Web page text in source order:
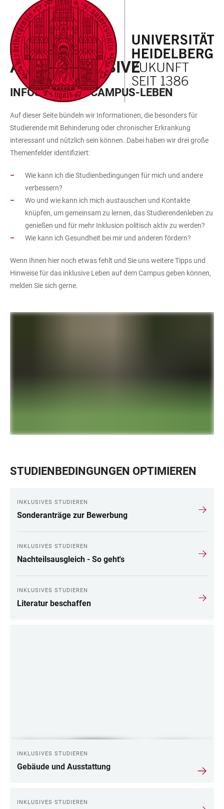
LINKS
ZUR
BARRIEREFREIHEIT
ZUM
HAUPTINHALT
HAUPTNAVIGATION
ÖFFNEN
WEBSEITENSUCHE
ÖFFNEN
INKLUSIVES STUDIEREN
ALLES INKLUSIVE
INFOS FÜR DAS CAMPUS-LEBEN
Auf dieser Seite bündeln wir Informationen, die besonders für
Studierende mit Behinderung oder chronischer Erkrankung
interessant und nützlich sein können. Dabei haben wir drei große
Themenfelder identifiziert:
Wie kann ich die Studienbedingungen für mich und andere
verbessern?
Wo und wie kann ich mich austauschen und Kontakte
knüpfen, um gemeinsam zu lernen, das Studierendenleben zu
genießen und für mehr Inklusion politisch aktiv zu werden?
Wie kann ich Gesundheit bei mir und anderen fördern?
Wenn Ihnen hier noch etwas fehlt und Sie uns weitere Tipps und
Hinweise für das inklusive Leben auf dem Campus geben können,
melden Sie sich gerne.
STUDIENBEDINGUNGEN OPTIMIEREN
INKLUSIVES STUDIEREN
Sonderanträge zur Bewerbung
INKLUSIVES STUDIEREN
Nachteilsausgleich - So geht's
INKLUSIVES STUDIEREN
Literatur beschaffen
INKLUSIVES STUDIEREN
Gebäude und Ausstattung
INKLUSIVES STUDIEREN